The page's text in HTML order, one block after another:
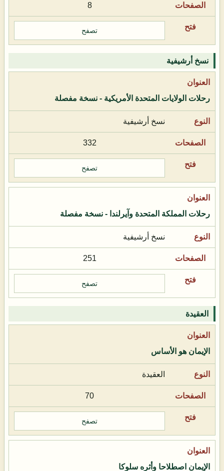
8
تصفح
نسخ أرشيفية
رحلات الولايات المتحدة الأمريكية - نسخة مفصلة
نسخ أرشيفية
332
تصفح
رحلات المملكة المتحدة وآيرلندا - نسخة مفصلة
نسخ أرشيفية
251
تصفح
العقيدة
الإيمان هو الأساس
العقيدة
70
تصفح
الإيمان اصطلاحا وأثره سلوكا